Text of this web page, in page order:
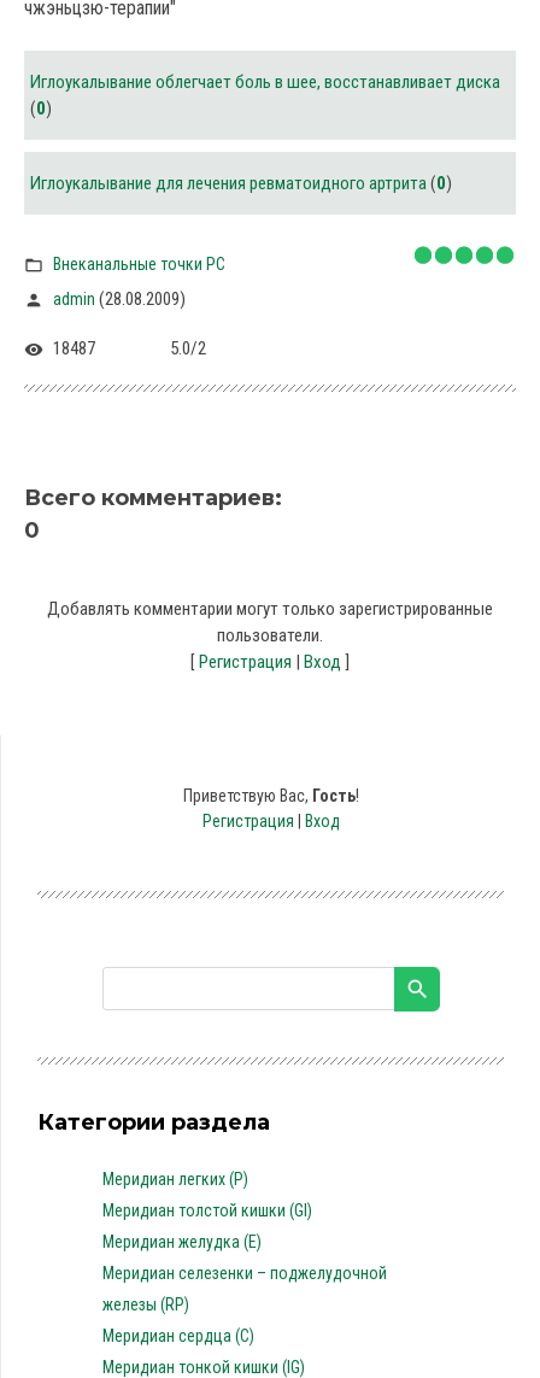
чжэньцзю-терапии"
Иглоукалывание облегчает боль в шее, восстанавливает диска
(0)
Иглоукалывание для лечения ревматоидного артрита(0)
Внеканальные точки PC
admin (28.08.2009)
18487 5.0/2
Всего комментариев:
0
Добавлять комментарии могут только зарегистрированные
пользователи.
[Регистрация | Вход ]
Приветствую Вас, Гость!
Регистрация
Вход
Категории раздела
Меридиан легких (P)
Меридиан толстой кишки (GI)
Меридиан желудка (E)
Меридиан селезенки – поджелудочной
железы (RP)
Меридиан сердца (C)
Меридиан тонкой кишки (IG)